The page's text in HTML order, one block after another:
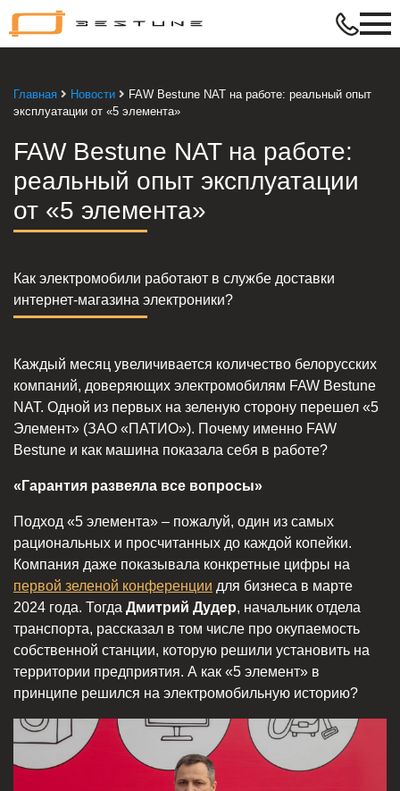
Главная Новости
FAW Bestune NAT на работе: реальный опыт
эксплуатации от «5 элемента»
FAW Bestune NAT на работе:
реальный опыт эксплуатации
от «5 элемента»
Как электромобили работают в службе доставки
интернет-магазина электроники?
Каждый месяц увеличивается количество белорусских
компаний, доверяющих электромобилям FAW Bestune
NAT. Одной из первых на зеленую сторону перешел «5
Элемент» (ЗАО «ПАТИО»). Почему именно FAW
Bestune и как машина показала себя в работе?
«Гарантия развеяла все вопросы»
Подход «5 элемента» – пожалуй, один из самых
рациональных и просчитанных до каждой копейки.
Компания даже показывала конкретные цифры на
первой зеленой конференции для бизнеса в марте
2024 года. Тогда Дмитрий Дудер, начальник отдела
транспорта, рассказал в том числе про окупаемость
собственной станции, которую решили установить на
территории предприятия. А как «5 элемент» в
принципе решился на электромобильную историю?